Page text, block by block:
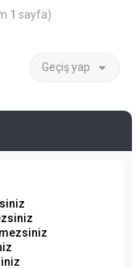
1 sayfa)
Geçiş yap